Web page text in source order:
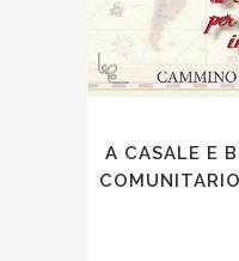
A CASALE E